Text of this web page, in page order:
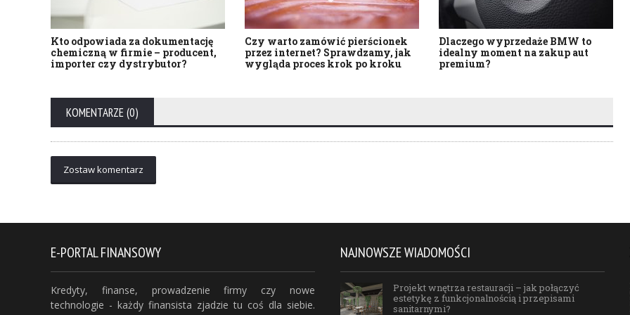
Kto odpowiada za dokumentację
chemiczną w firmie – producent,
importer czy dystrybutor?
Czy warto zamówić pierścionek
przez internet? Sprawdzamy, jak
wygląda proces krok po kroku
Dlaczego wyprzedaże BMW to
idealny moment na zakup aut
premium?
KOMENTARZE (0)
Zostaw komentarz
E-PORTAL FINANSOWY
Kredyty, finanse, prowadzenie firmy czy nowe
technologie - każdy finansista zjadzie tu coś dla siebie.
NAJNOWSZE WIADOMOŚCI
Projekt wnętrza restauracji – jak połączyć
estetykę z funkcjonalnością i przepisami
sanitarnymi?